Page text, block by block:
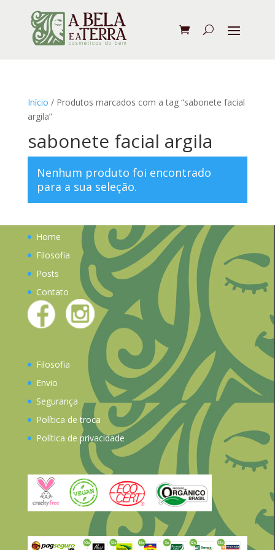
Início / Produtos marcados com a tag “sabonete facial
argila”
sabonete facial argila
Nenhum produto foi encontrado
para a sua seleção.
Home
Filosofia
Posts
Contato
Filosofia
Envio
Segurança
Política de troca
Política de privacidade